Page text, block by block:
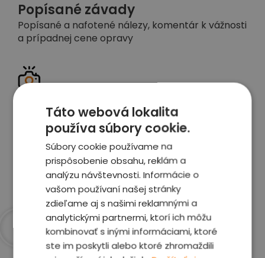
Popísané závady
Popísané a nafotené nálezy, komentár k vážnosti
a prípadnej cene opravy
Celé auto z exteriéru aj interiéru nafotíme
vrátane závad a poškodení
Zobraziť report
Táto webová lokalita
používa súbory cookie.
Súbory cookie používame na
prispôsobenie obsahu, reklám a
analýzu návštevnosti. Informácie o
vašom používaní našej stránky
zdieľame aj s našimi reklamnými a
analytickými partnermi, ktorí ich môžu
kombinovať s inými informáciami, ktoré
ste im poskytli alebo ktoré zhromaždili